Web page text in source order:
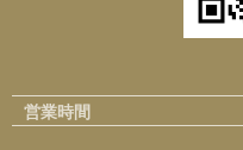
営業時間